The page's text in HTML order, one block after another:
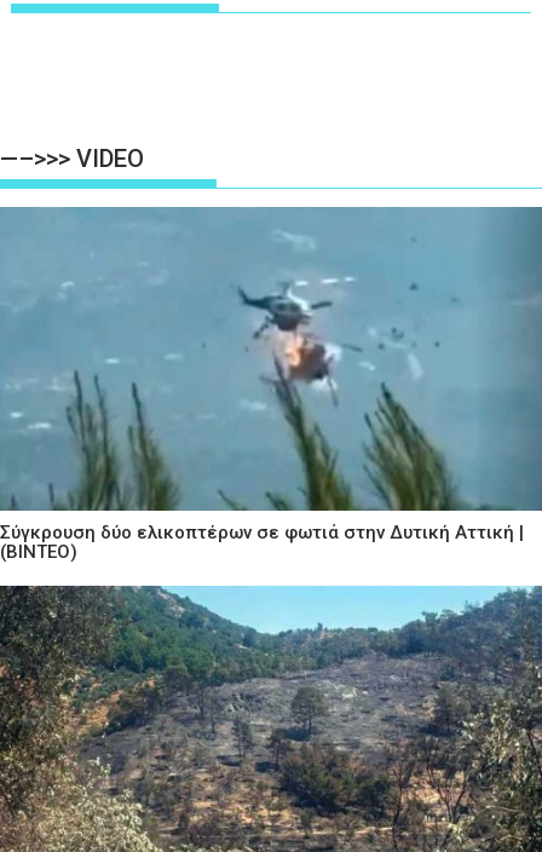
—–>>> VIDEO
Σύγκρουση δύο ελικοπτέρων σε φωτιά στην Δυτική Αττική |
(ΒΙΝΤΕΟ)